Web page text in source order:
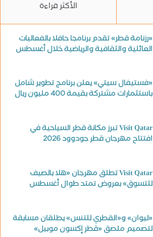
الأكثر قراءة
«رزنامة قطر» تقدم برنامجا حافلا بالفعاليات
العائلية والثقافية والرياضية خلال أغسطس
«فستيفال سيتي» يعلن برنامج تطوير شامل
باستثمارات مشتركة بقيمة 400 مليون ريال
Visit Qatar تبرز مكانة قطر السياحية في
افتتاح مهرجان قطر جودوود 2026
Visit Qatar تطلق مهرجان «هلا بالصيف
للتسوق» بعروض تمتد طوال أغسطس
«ليوان» و«القطري للتنس» يطلقان مسابقة
لتصميم ملصق «قطر إكسون موبيل»